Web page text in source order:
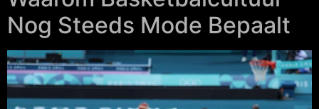
Nog Steeds Mode Bepaalt